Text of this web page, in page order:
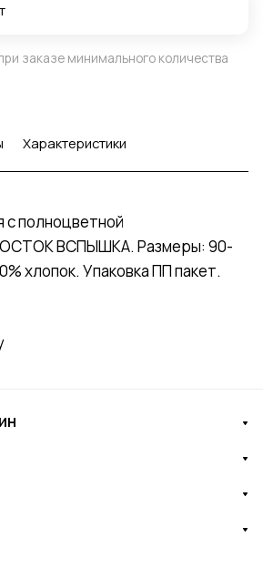
заказе минимального количества
Характеристики
с полноцветной
ВСПЫШКА. Размеры: 90-
хлопок. Упаковка ПП пакет.